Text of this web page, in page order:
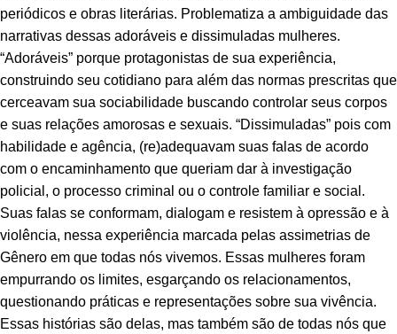
periódicos e obras literárias. Problematiza a ambiguidade das
narrativas dessas adoráveis e dissimuladas mulheres.
“Adoráveis” porque protagonistas de sua experiência,
construindo seu cotidiano para além das normas prescritas que
cerceavam sua sociabilidade buscando controlar seus corpos
e suas relações amorosas e sexuais. “Dissimuladas” pois com
habilidade e agência, (re)adequavam suas falas de acordo
com o encaminhamento que queriam dar à investigação
policial, o processo criminal ou o controle familiar e social.
Suas falas se conformam, dialogam e resistem à opressão e à
violência, nessa experiência marcada pelas assimetrias de
Gênero em que todas nós vivemos. Essas mulheres foram
empurrando os limites, esgarçando os relacionamentos,
questionando práticas e representações sobre sua vivência.
Essas histórias são delas, mas também são de todas nós que